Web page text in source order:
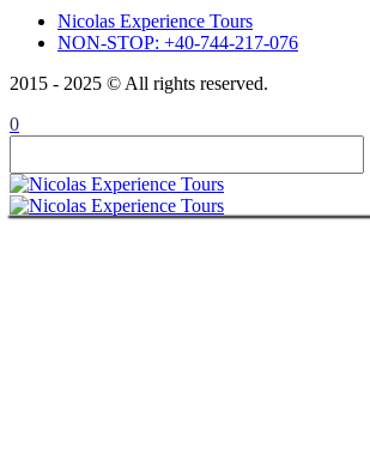
Nicolas Experience Tours
NON-STOP: +40-744-217-076
2015 - 2025 © All rights reserved.
0